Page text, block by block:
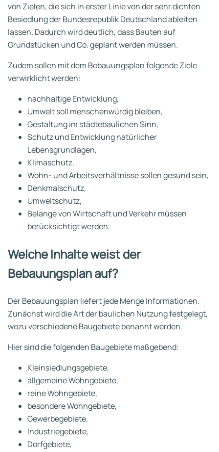
von Zielen, die sich in erster Linie von der sehr dichten
Besiedlung der Bundesrepublik Deutschland ableiten
lassen. Dadurch wird deutlich, dass Bauten auf
Grundstücken und Co. geplant werden müssen.
Zudem sollen mit dem Bebauungsplan folgende Ziele
verwirklicht werden:
nachhaltige Entwicklung,
Umwelt soll menschenwürdig bleiben,
Gestaltung im städtebaulichen Sinn,
Schutz und Entwicklung natürlicher
Lebensgrundlagen,
Klimaschutz,
Wohn- und Arbeitsverhältnisse sollen gesund sein,
Denkmalschutz,
Umweltschutz,
Belange von Wirtschaft und Verkehr müssen
berücksichtigt werden.
Welche Inhalte weist der
Bebauungsplan auf?
Der Bebauungsplan liefert jede Menge Informationen.
Zunächst wird die Art der baulichen Nutzung festgelegt,
wozu verschiedene Baugebiete benannt werden.
Hier sind die folgenden Baugebiete maßgebend:
Kleinsiedlungsgebiete,
allgemeine Wohngebiete,
reine Wohngebiete,
besondere Wohngebiete,
Gewerbegebiete,
Industriegebiete,
Dorfgebiete,